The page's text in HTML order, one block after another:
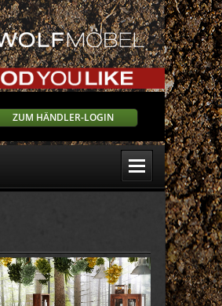
ZUM HÄNDLER-LOGIN